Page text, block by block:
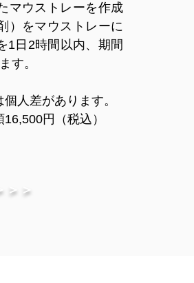
マウストレーを作成
）をマウストレーに
1日2時間以内、期間
す。
人差があります。
円（税込）
＞＞